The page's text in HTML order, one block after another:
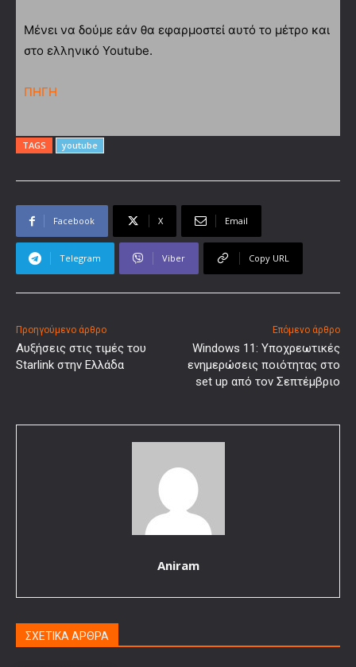
Μένει να δούμε εάν θα εφαρμοστεί αυτό το μέτρο και
στο ελληνικό Youtube.
ΠΗΓΗ
TAGS youtube
Facebook X Email
Telegram Viber Copy URL
Προηγούμενο άρθρο
Αυξήσεις στις τιμές του
Starlink στην Ελλάδα
Επόμενο άρθρο
Windows 11: Υποχρεωτικές
ενημερώσεις ποιότητας στο
set up από τον Σεπτέμβριο
Aniram
ΣΧΕΤΙΚΑ ΑΡΘΡΑ